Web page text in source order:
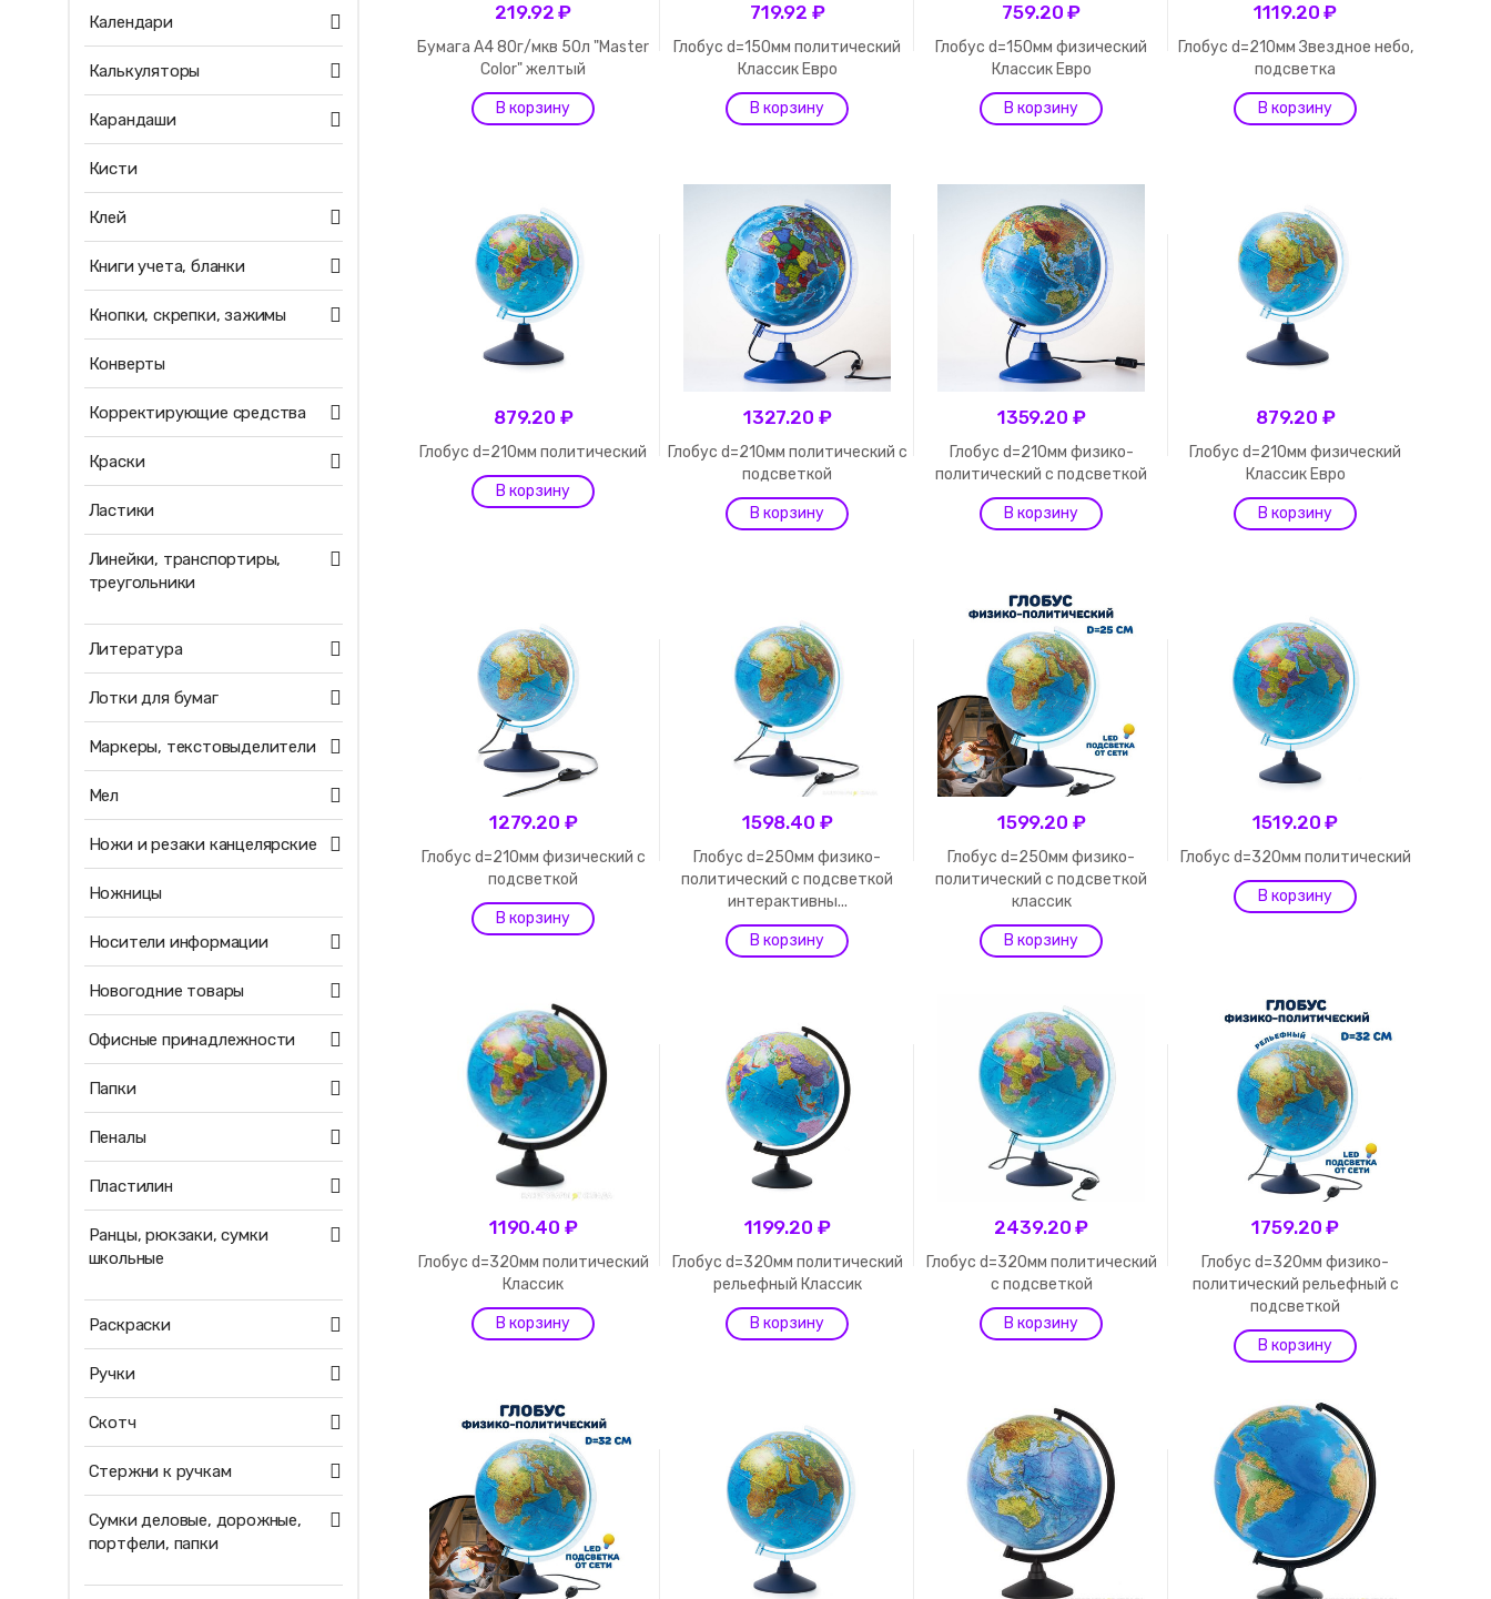
219.92 ₽
Бумага А4 80г/мкв 50л "Master
Color" желтый
719.92 ₽
Глобус d=150мм политический
Классик Евро
759.20 ₽
Глобус d=150мм физический
Классик Евро
1119.20 ₽
Глобус d=210мм Звездное небо,
подсветка
879.20 ₽
Глобус d=210мм политический
1327.20 ₽
Глобус d=210мм политический с
подсветкой
1359.20 ₽
Глобус d=210мм физико-
политический с подсветкой
879.20 ₽
Глобус d=210мм физический
Классик Евро
1279.20 ₽
Глобус d=210мм физический с
подсветкой
1598.40 ₽
Глобус d=250мм физико-
политический с подсветкой
интерактивны...
1599.20 ₽
Глобус d=250мм физико-
политический с подсветкой
классик
1519.20 ₽
Глобус d=320мм политический
1190.40 ₽
Глобус d=320мм политический
Классик
1199.20 ₽
Глобус d=320мм политический
рельефный Классик
2439.20 ₽
Глобус d=320мм политический
с подсветкой
1759.20 ₽
Глобус d=320мм физико-
политический рельефный с
подсветкой
Календари
Калькуляторы
Карандаши
Кисти
Клей
Книги учета, бланки
Кнопки, скрепки, зажимы
Конверты
Корректирующие средства
Краски
Ластики
Линейки, транспортиры,
треугольники
Литература
Лотки для бумаг
Маркеры, текстовыделители
Мел
Ножи и резаки канцелярские
Ножницы
Носители информации
Новогодние товары
Офисные принадлежности
Папки
Пеналы
Пластилин
Ранцы, рюкзаки, сумки
школьные
Раскраски
Ручки
Скотч
Стержни к ручкам
Сумки деловые, дорожные,
портфели, папки